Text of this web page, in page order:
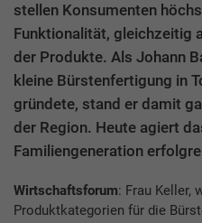
stellen Konsumenten
Funktionalität, gleichzeitig
der Produkte. Als Johann
kleine Bürstenfertigung in
gründete, stand er damit
der Region. Heute agiert
Familiengeneration
Wirtschaftsforum: Frau Keller,
Produktkategorien für die